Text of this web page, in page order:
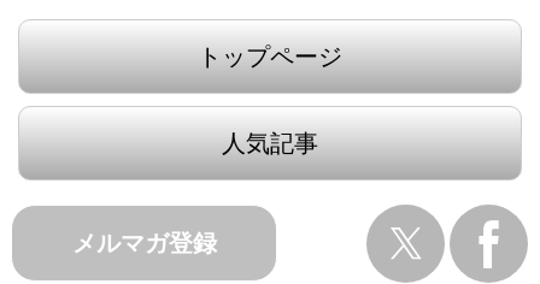
トップページ
人気記事
メルマガ登録